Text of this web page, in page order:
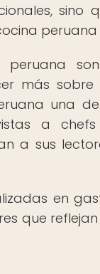
sino
peruana
peruana
más
una
a
a sus
en
que